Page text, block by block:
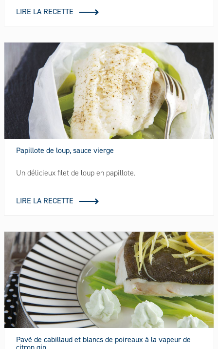
LIRE LA RECETTE
Papillote de loup, sauce vierge
Un délicieux filet de loup en papillote.
LIRE LA RECETTE
Pavé de cabillaud et blancs de poireaux à la vapeur de
citron gin…